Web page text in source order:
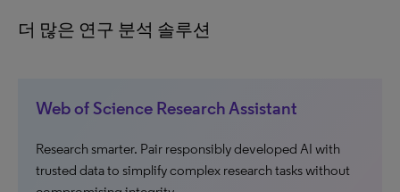
더 많은 연구 분석 솔루션
Web of Science Research Assistant
Research smarter. Pair responsibly developed AI with
trusted data to simplify complex research tasks without